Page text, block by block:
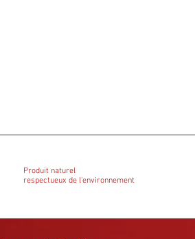
Produit naturel
respectueux de l'environnement